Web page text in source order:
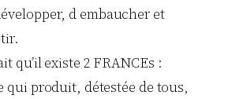
d embaucher et
qu’il existe 2 FRANCEs :
qui produit, détestée de tous,